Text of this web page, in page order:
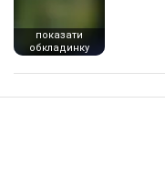
показати
обкладинку